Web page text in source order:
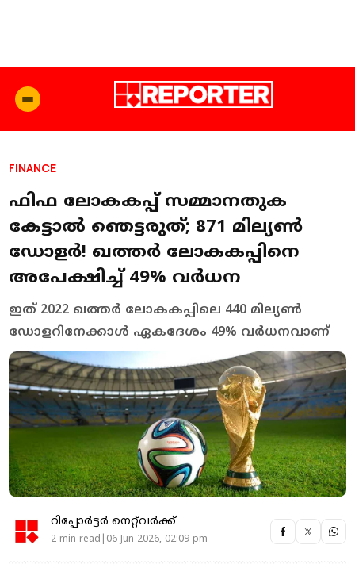
FINANCE
ഫിഫ ലോകകപ്പ് സമ്മാനതുക
കേട്ടാല്‍ ഞെട്ടരുത്; 871 മില്യണ്‍
ഡോളര്‍! ഖത്തര്‍ ലോകകപ്പിനെ
അപേക്ഷിച്ച് 49% വര്‍ധന
ഇത് 2022 ഖത്തര്‍ ലോകകപ്പിലെ 440 മില്യണ്‍
ഡോളറിനേക്കാള്‍ ഏകദേശം 49% വര്‍ധനവാണ്
റിപ്പോർട്ടർ നെറ്റ്‌വര്‍ക്ക്‌
2 min read|06 Jun 2026, 02:09 pm